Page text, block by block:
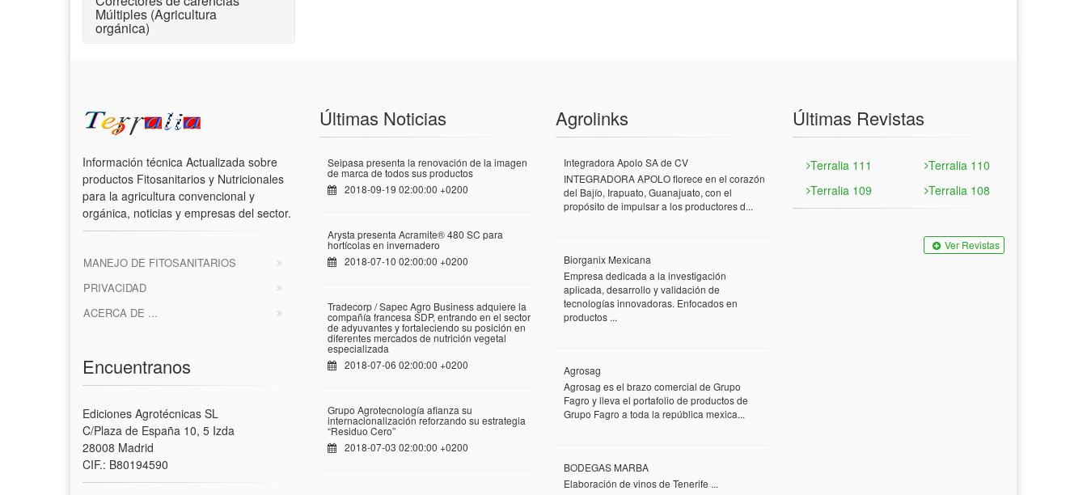
Múltiples (Agricultura
orgánica)
Información técnica Actualizada sobre
productos Fitosanitarios y Nutricionales
para la agricultura convencional y
orgánica, noticias y empresas del sector.
MANEJO DE FITOSANITARIOS
PRIVACIDAD
ACERCA DE ...
Encuentranos
Ediciones Agrotécnicas SL
C/Plaza de España 10, 5 Izda
28008 Madrid
CIF.: B80194590
Últimas Noticias
Seipasa presenta la renovación de la imagen
de marca de todos sus productos
2018-09-19 02:00:00 +0200
Arysta presenta Acramite® 480 SC para
hortícolas en invernadero
2018-07-10 02:00:00 +0200
Tradecorp / Sapec Agro Business adquiere la
compañía francesa SDP, entrando en el sector
de adyuvantes y fortaleciendo su posición en
diferentes mercados de nutrición vegetal
especializada
2018-07-06 02:00:00 +0200
Grupo Agrotecnología afianza su
internacionalización reforzando su estrategia
“Residuo Cero”
2018-07-03 02:00:00 +0200
Agrolinks
Integradora Apolo SA de CV
INTEGRADORA APOLO florece en el corazón
del Bajío, Irapuato, Guanajuato, con el
propósito de impulsar a los productores d...
Biorganix Mexicana
Empresa dedicada a la investigación
aplicada, desarrollo y validación de
tecnologías innovadoras. Enfocados en
productos ...
Agrosag
Agrosag es el brazo comercial de Grupo
Fagro y lleva el portafolio de productos de
Grupo Fagro a toda la república mexica...
BODEGAS MARBA
Elaboración de vinos de Tenerife ...
Últimas Revistas
Terralia 111
Terralia 110
Terralia 109
Terralia 108
Ver Revistas